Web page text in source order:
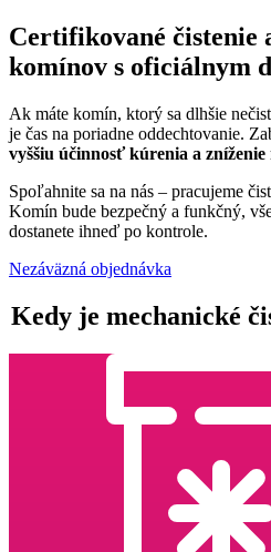
Certifikované čistenie
komínov s oficiálnym
Ak máte komín, ktorý sa dlhšie
je čas na poriadne oddechtovanie.
vyššiu účinnosť kúrenia a
Spoľahnite sa na nás – pracujeme
Komín bude bezpečný a funkčný,
dostanete ihneď po kontrole.
Nezáväzná objednávka
Kedy je mechanické